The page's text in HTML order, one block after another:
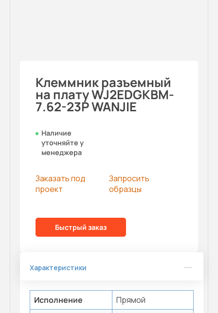
Клеммник разъемный
на плату WJ2EDGKBM-
7.62-23P WANJIE
Наличие
уточняйте у
менеджера
Заказать под
проект
Запросить
образцы
Быстрый заказ
Характеристики
Исполнение
Прямой